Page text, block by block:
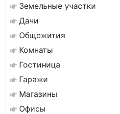
Земельные участки
Дачи
Общежития
Комнаты
Гостиница
Гаражи
Магазины
Офисы